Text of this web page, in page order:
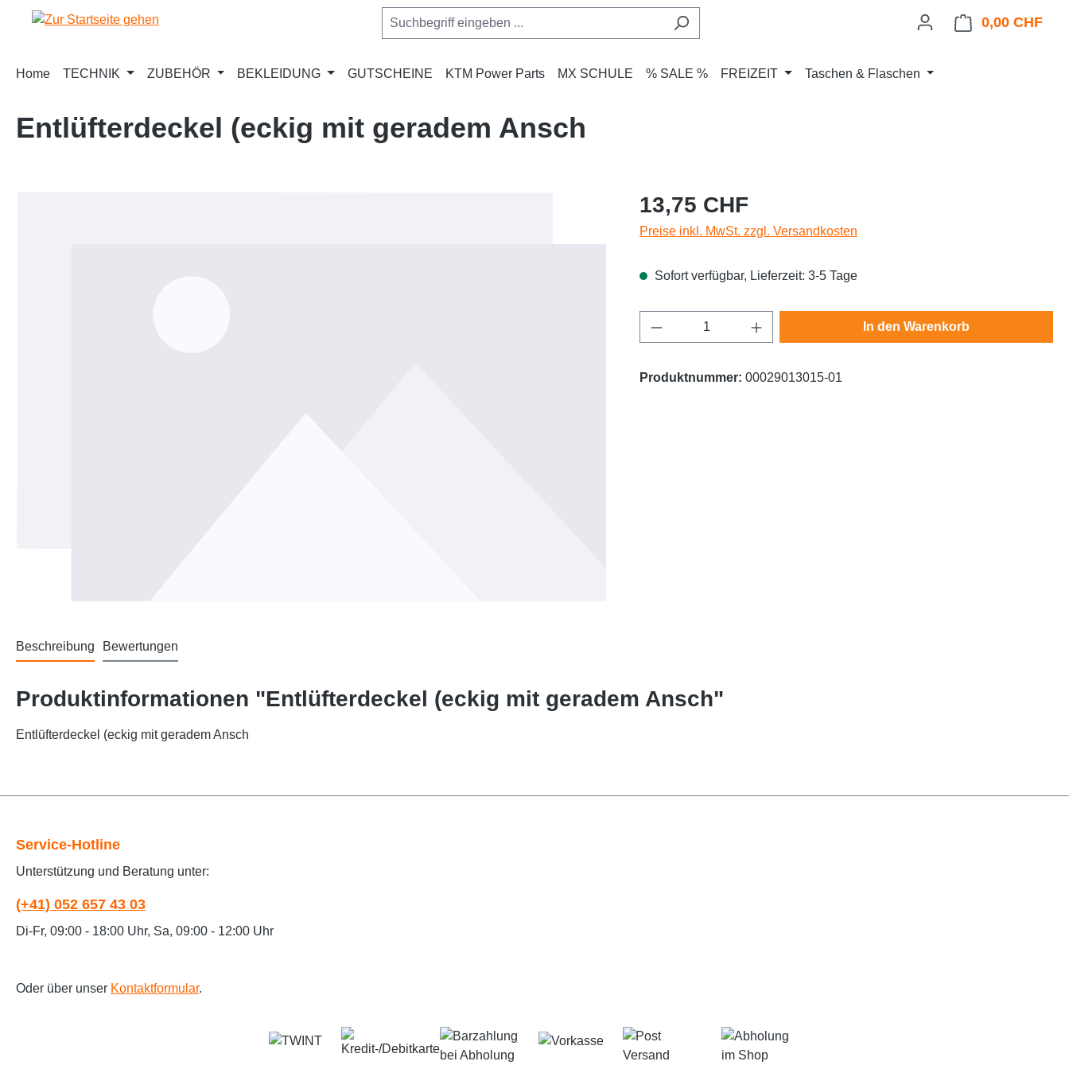
Hauptinhalt springen
Zur Suche springen
Zur Hauptnavigation springen 0,00 CHF
Home TECHNIK ZUBEHÖR BEKLEIDUNG GUTSCHEINE KTM Power Parts MX SCHULE % SALE % FREIZEIT Taschen & Flaschen
Entlüfterdeckel (eckig mit geradem Ansch
Regulärer Preis:
13,75 CHF
Preise inkl. MwSt. zzgl. Versandkosten
Sofort verfügbar, Lieferzeit: 3-5 Tage
Produkt Anzahl: Gib den gewünschten Wert ein
In den Warenkorb
Produktnummer: 00029013015-01
Beschreibung Bewertungen
Produktinformationen "Entlüfterdeckel (eckig mit geradem Ansch"
Entlüfterdeckel (eckig mit geradem Ansch
Service-Hotline
Unterstützung und Beratung unter:
(+41) 052 657 43 03
Di-Fr, 09:00 - 18:00 Uhr, Sa, 09:00 - 12:00 Uhr
Oder über unser Kontaktformular.